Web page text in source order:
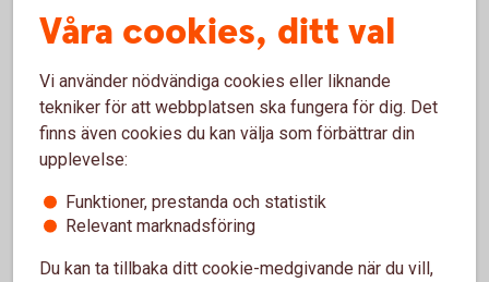
Vanliga frågor och svar om
Ränteterminer
Vem kan handla ränteterminer?
Vilken är lägsta handelsvolymen?
Våra cookies, ditt val
Vi använder nödvändiga cookies eller liknande
tekniker för att webbplatsen ska fungera för dig. Det
finns även cookies du kan välja som förbättrar din
upplevelse:
Funktioner, prestanda och statistik
Relevant marknadsföring
Du kan ta tillbaka ditt cookie-medgivande när du vill,